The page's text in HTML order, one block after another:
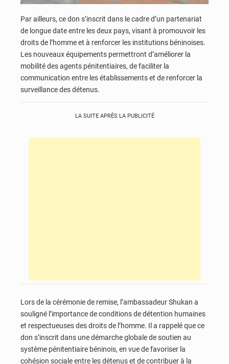
Par ailleurs, ce don s’inscrit dans le cadre d’un partenariat
de longue date entre les deux pays, visant à promouvoir les
droits de l’homme et à renforcer les institutions béninoises.
Les nouveaux équipements permettront d’améliorer la
mobilité des agents pénitentiaires, de faciliter la
communication entre les établissements et de renforcer la
surveillance des détenus.
LA SUITE APRÈS LA PUBLICITÉ
Lors de la cérémonie de remise, l’ambassadeur Shukan a
souligné l’importance de conditions de détention humaines
et respectueuses des droits de l’homme. Il a rappelé que ce
don s’inscrit dans une démarche globale de soutien au
système pénitentiaire béninois, en vue de favoriser la
cohésion sociale entre les détenus et de contribuer à la